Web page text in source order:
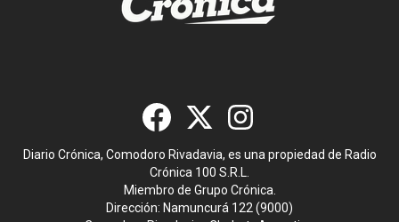
Diario Crónica, Comodoro Rivadavia, es una propiedad de Radio
Crónica 100 S.R.L.
Miembro de Grupo Crónica.
Dirección: Namuncurá 122 (9000)